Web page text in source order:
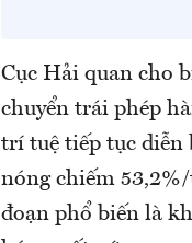
Cục Hải quan cho
chuyển trái phép
trí tuệ tiếp tục diễn
nóng chiếm
đoạn phổ biến là